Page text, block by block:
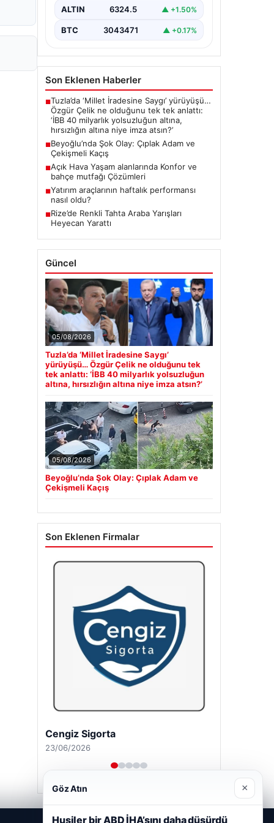
ALTIN 6324.5 ▲ +1.50%
BTC 3043471 ▲ +0.17%
Son Eklenen Haberler
■Tuzla’da ‘Millet İradesine Saygı’ yürüyüşü…
Özgür Çelik ne olduğunu tek tek anlattı:
‘İBB 40 milyarlık yolsuzluğun altına,
hırsızlığın altına niye imza atsın?’
■Beyoğlu’nda Şok Olay: Çıplak Adam ve
Çekişmeli Kaçış
■Açık Hava Yaşam alanlarında Konfor ve
bahçe mutfağı Çözümleri
■Yatırım araçlarının haftalık performansı
nasıl oldu?
■Rize’de Renkli Tahta Araba Yarışları
Heyecan Yarattı
Güncel
05/08/2026
Tuzla’da ‘Millet İradesine Saygı’
yürüyüşü… Özgür Çelik ne olduğunu tek
tek anlattı: ‘İBB 40 milyarlık yolsuzluğun
altına, hırsızlığın altına niye imza atsın?’
05/08/2026
Beyoğlu’nda Şok Olay: Çıplak Adam ve
Çekişmeli Kaçış
Son Eklenen Firmalar
Cengiz Sigorta
23/06/2026
Göz Atın ×
Husiler bir ABD İHA’sını daha düşürdü